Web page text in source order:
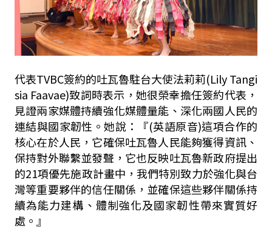
代表TVBC簽約的吐瓦魯駐台大使法莉莉(Lily Tangi
sia Faavae)致詞時表示，她很榮幸擔任簽約代表，
見證兩家媒體持續強化媒體量能、深化兩國人民的
連結與國家韌性。她說：『(英語原音)這項合作的
核心在於人民，它確保吐瓦魯人民能夠獲得資訊、
保持對外聯繫並發聲，它也反映吐瓦魯新政府提出
的21項優先施政計畫中，我們特別致力於強化與台
灣等重要夥伴的信任關係，並確保這些夥伴關係持
續為能力建構、體制強化及國家韌性帶來實質好
處。』